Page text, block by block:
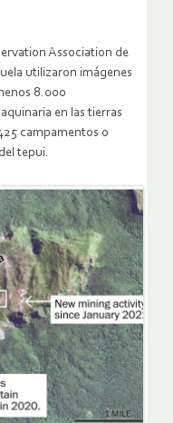
Association de
utilizaron imágenes
8.000
en las tierras
campamentos o
tepui.